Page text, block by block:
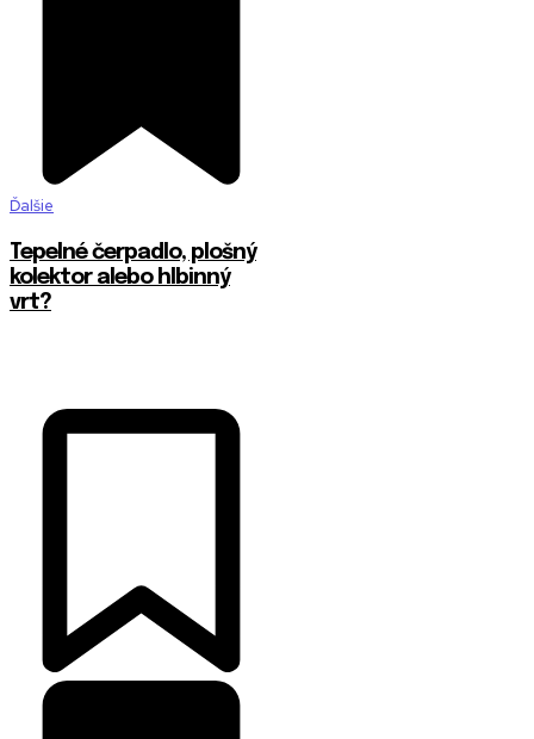
Ďalšie
Tepelné čerpadlo, plošný
kolektor alebo hlbinný
vrt?